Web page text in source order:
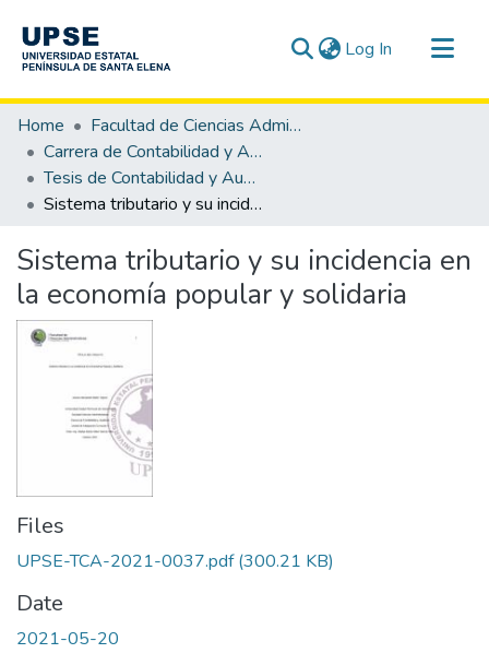
Log In (current)
Communities & Collections
All of DSpace
Statistics
Home
Facultad de Ciencias Administrativas
Carrera de Contabilidad y Auditoría
Tesis de Contabilidad y Auditoría
Sistema tributario y su incidencia en la economía popular y solidaria
Sistema tributario y su incidencia en
la economía popular y solidaria
Files
UPSE-TCA-2021-0037.pdf(300.21 KB)
Date
2021-05-20